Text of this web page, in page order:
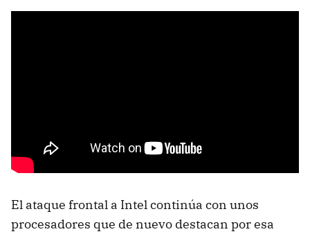
El ataque frontal a Intel continúa con unos
procesadores que de nuevo destacan por esa